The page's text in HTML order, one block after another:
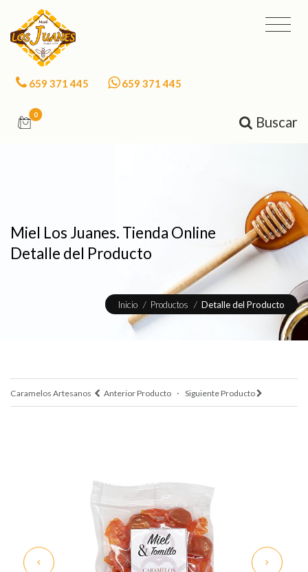
659 371 445 659 371 445
0 Buscar
Miel Los Juanes. Tienda Online
Detalle del Producto
Inicio / Productos / Detalle del Producto
Caramelos Artesanos Anterior Producto · Siguiente Producto